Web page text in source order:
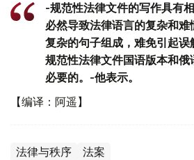
-规范性法律文件的写作具有
必然导致法律语言的复杂和
复杂的句子组成，难免引起
规范性法律文件国语版本和
必要的。-他表示。
【编译：阿遥】
法律与秩序 法案